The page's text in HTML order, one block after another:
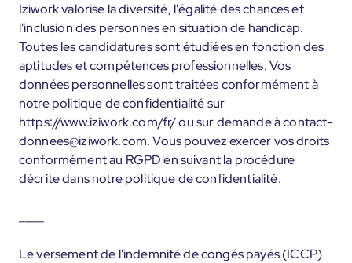
Iziwork valorise la diversité, l'égalité des chances et
l'inclusion des personnes en situation de handicap.
Toutes les candidatures sont étudiées en fonction des
aptitudes et compétences professionnelles. Vos
données personnelles sont traitées conformément à
notre politique de confidentialité sur
https://www.iziwork.com/fr/ ou sur demande à contact-
donnees@iziwork.com. Vous pouvez exercer vos droits
conformément au RGPD en suivant la procédure
décrite dans notre politique de confidentialité.
Le versement de l'indemnité de congés payés (ICCP)